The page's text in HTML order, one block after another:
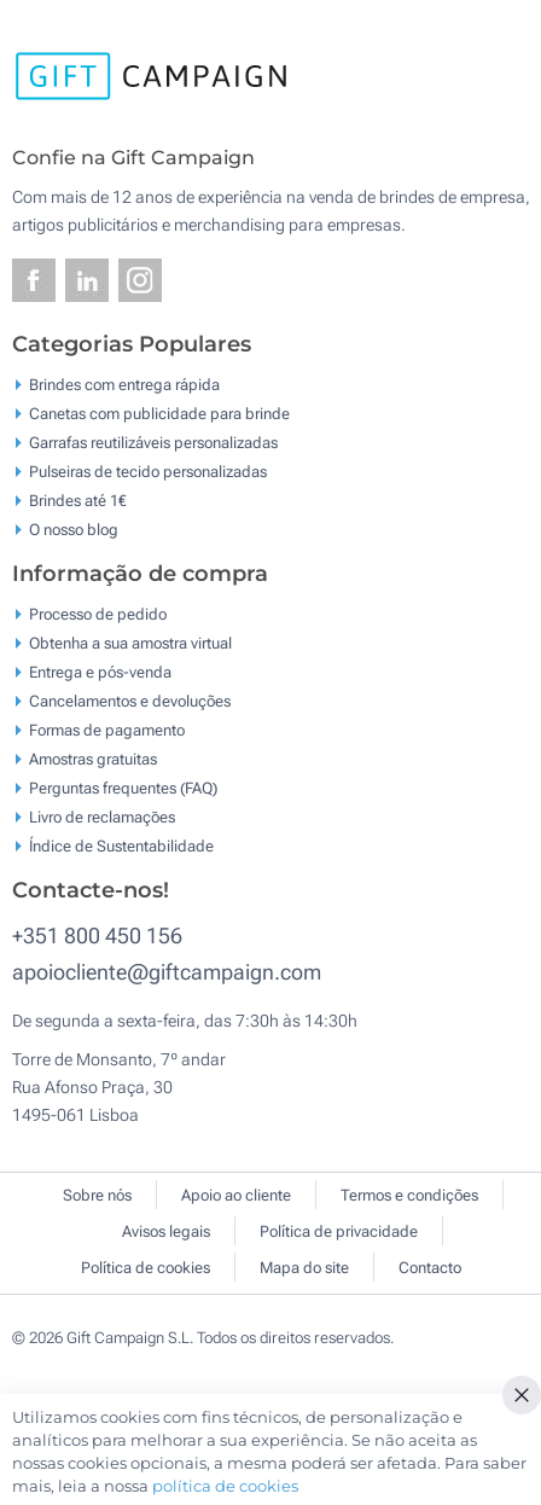
Confie na Gift Campaign
Com mais de 12 anos de experiência na venda de brindes de empresa,
artigos publicitários e merchandising para empresas.
Categorias Populares
Brindes com entrega rápida
Canetas com publicidade para brinde
Garrafas reutilizáveis personalizadas
Pulseiras de tecido personalizadas
Brindes até 1€
O nosso blog
Informação de compra
Processo de pedido
Obtenha a sua amostra virtual
Entrega e pós-venda
Cancelamentos e devoluções
Formas de pagamento
Amostras gratuitas
Perguntas frequentes (FAQ)
Livro de reclamaçōes
Índice de Sustentabilidade
Contacte-nos!
+351 800 450 156
apoiocliente@giftcampaign.com
De segunda a sexta-feira, das 7:30h às 14:30h
Torre de Monsanto, 7º andar
Rua Afonso Praça, 30
1495-061 Lisboa
Sobre nós Apoio ao cliente
Termos e condições
Avisos legais
Política de privacidade
Política de cookies
Mapa do site Contacto
© 2026 Gift Campaign S.L. Todos os direitos reservados.
Utilizamos cookies com fins técnicos, de personalização e
analíticos para melhorar a sua experiência. Se não aceita as
nossas cookies opcionais, a mesma poderá ser afetada. Para saber
mais, leia a nossa política de cookies